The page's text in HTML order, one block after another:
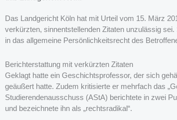
Das Landgericht Köln hat mit Urteil vom 15. März
verkürzten, sinnentstellenden Zitaten unzulässig
in das allgemeine Persönlichkeitsrecht des
Berichterstattung mit verkürzten Zitaten
Geklagt hatte ein Geschichtsprofessor, der sich
geäußert hatte. Zudem kritisierte er mehrfach das
Studierendenausschuss (AStA) berichtete in zwei
und bezeichnete ihn als „rechtsradikal“.